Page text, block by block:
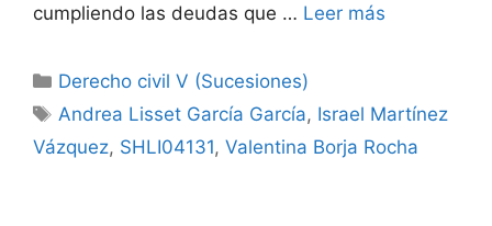
cumpliendo las deudas que … Leer más
Categorías
Derecho civil V (Sucesiones)
Etiquetas
Andrea Lisset García García, Israel Martínez
Vázquez, SHLI04131, Valentina Borja Rocha